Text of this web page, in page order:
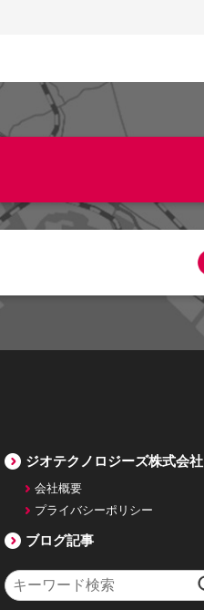
ジオテクノロジーズ株式会社
会社概要
プライバシーポリシー
ブログ記事